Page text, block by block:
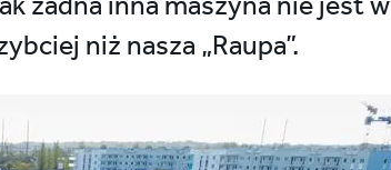
niż nasza „Raupa”.